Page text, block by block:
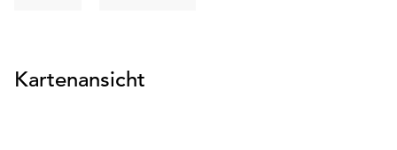
Kartenansicht